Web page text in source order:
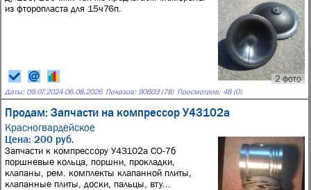
2 фото
из фторопласта для 15ч76п.
Даты: 09.07.2024-06.08.2026 Показов: 90603 (78) Просмотров: 48 (0)
Продам: Запчасти на компрессор У43102а
Красногвардейское
Цена: 200 руб.
Запчасти к компрессору У43102а СО-7б
поршневые кольца, поршни, прокладки,
клапаны, рем. комплекты клапанной плиты,
клапанные плиты, доски, пальцы, вту...